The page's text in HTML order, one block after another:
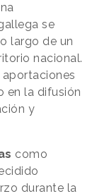
se
largo de un
nacional.
en la difusión
y
como
durante la